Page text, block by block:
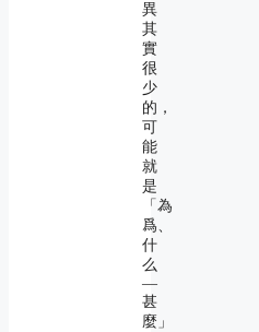
異
其
實
很
少
的，
可
能
就
是
「為
爲、
什
么
―
甚
麼」